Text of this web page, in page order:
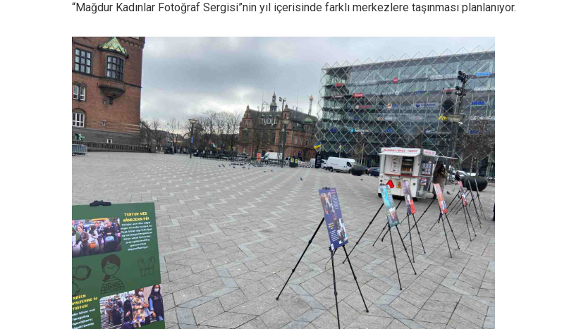
“Mağdur Kadınlar Fotoğraf Sergisi”nin yıl içerisinde farklı merkezlere taşınması planlanıyor.